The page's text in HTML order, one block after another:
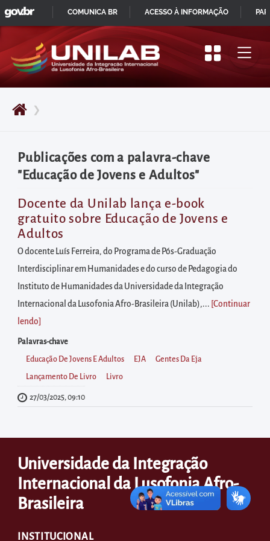
Pular
para
início
do
principal
Acessar
diretamente
o
menu
principal
Acessar
diretamente
à
área
para
realizar
buscas
internas
Acessar
diretamente
postas
no
rodapé
❯
Publicações com a palavra-chave
"Educação de Jovens e Adultos"
Docente da Unilab lança e-book
gratuito sobre Educação de Jovens e
Adultos
O docente Luís Ferreira, do Programa de Pós-Graduação
Interdisciplinar em Humanidades e do curso de Pedagogia do
Instituto de Humanidades da Universidade da Integração
Internacional da Lusofonia Afro-Brasileira (Unilab),... [Continuar
lendo
Palavras-chave
Educação De Jovens E Adultos EJA Gentes Da Eja
Lançamento De Livro Livro
27/03/2025, 09:10
Universidade da Integração
Internacional da Lusofonia Afro-
Brasileira
INSTITUCIONAL
IR
PARA
CONTEÚDO
GOVBR
COMUNICA BR ACESSO À INFORMAÇÃO